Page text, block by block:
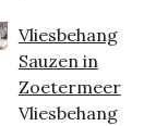
Vliesbehang
Sauzen in
Zoetermeer
Vliesbehang